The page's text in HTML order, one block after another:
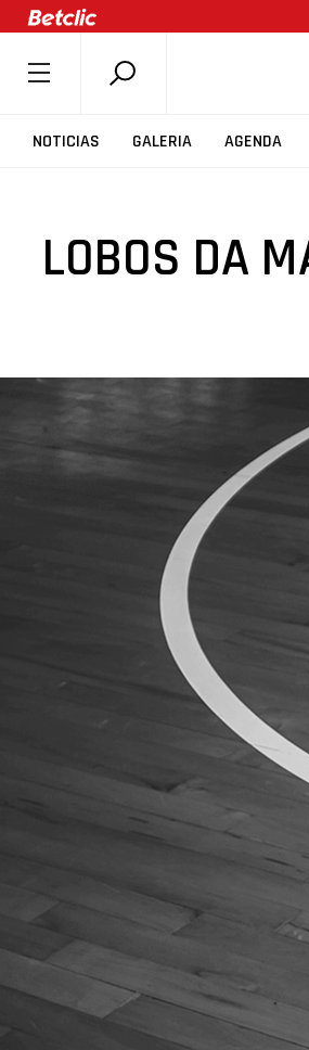
NOTICIAS GALERIA AGENDA
SOBRE A FPB
COMPETIÇÕES
ASSOCIAÇÕES
AGENDA
MINIBASQUETE
ÁREA TÉCNICA
PROJETOS
LOBOS DA